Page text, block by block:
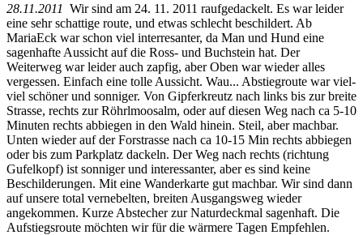
28.11.2011 Wir sind am 24. 11. 2011 raufgedackelt. Es war leider
eine sehr schattige route, und etwas schlecht beschildert. Ab
MariaEck war schon viel interresanter, da Man und Hund eine
sagenhafte Aussicht auf die Ross- und Buchstein hat. Der
Weiterweg war leider auch zapfig, aber Oben war wieder alles
vergessen. Einfach eine tolle Aussicht. Wau... Abstiegroute war viel-
viel schöner und sonniger. Von Gipferkreutz nach links bis zur breite
Strasse, rechts zur Röhrlmoosalm, oder auf diesen Weg nach ca 5-10
Minuten rechts abbiegen in den Wald hinein. Steil, aber machbar.
Unten wieder auf der Forstrasse nach ca 10-15 Min rechts abbiegen
oder bis zum Parkplatz dackeln. Der Weg nach rechts (richtung
Gufelkopf) ist sonniger und interessanter, aber es sind keine
Beschilderungen. Mit eine Wanderkarte gut machbar. Wir sind dann
auf unsere total vernebelten, breiten Ausgangsweg wieder
angekommen. Kurze Abstecher zur Naturdeckmal sagenhaft. Die
Aufstiegsroute möchten wir für die wärmere Tagen Empfehlen.